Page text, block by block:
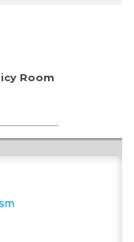
Room